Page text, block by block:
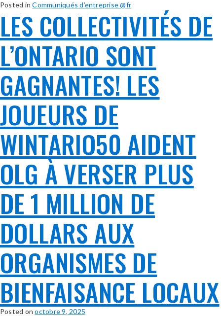
Posted inCommuniqués d’entreprise @fr
LES COLLECTIVITÉS DE
L’ONTARIO SONT
GAGNANTES! LES
JOUEURS DE
WINTARIO50 AIDENT
OLG À VERSER PLUS
DE 1 MILLION DE
DOLLARS AUX
ORGANISMES DE
BIENFAISANCE LOCAUX
Posted onoctobre 9, 2025